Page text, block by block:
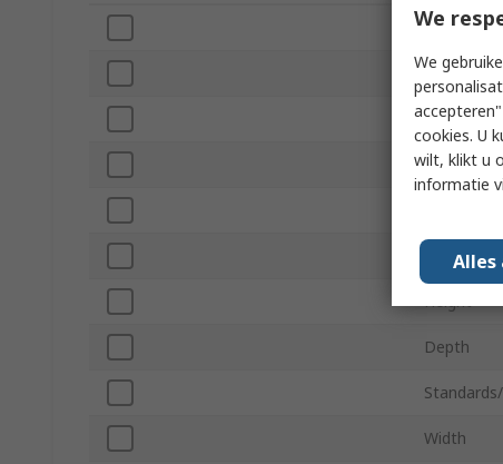
Merk
Product
Number
USB
Network
Height
Depth
Width
We
We
cookies. U
wilt, klikt u
informatie
Alles